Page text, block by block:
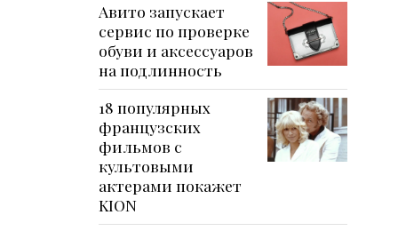
Авито запускает
сервис по проверке
обуви и аксессуаров
на подлинность
18 популярных
французских
фильмов с
культовыми
актерами покажет
KION